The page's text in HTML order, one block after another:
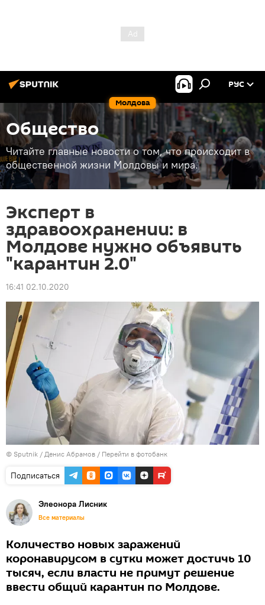
Молдова
РУС
Общество
Читайте главные новости о том, что происходит в
общественной жизни Молдовы и мира.
Эксперт в
здравоохранении: в
Молдове нужно объявить
"карантин 2.0"
16:41 02.10.2020
© Sputnik / Денис Абрамов / Перейти в фотобанк
Подписаться
Элеонора Лисник
Все материалы
Количество новых заражений
коронавирусом в сутки может достичь 10
тысяч, если власти не примут решение
ввести общий карантин по Молдове.